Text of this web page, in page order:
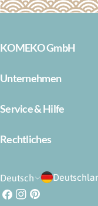
KOMEKO GmbH
Unternehmen
Service & Hilfe
Rechtliches
S
p
Deutsch
L
Facebook
Instagram
Pinterest